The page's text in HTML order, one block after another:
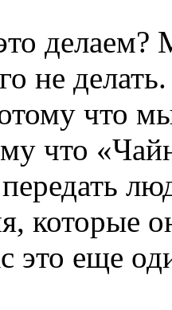
делаем?
не
что
что
которые
это еще